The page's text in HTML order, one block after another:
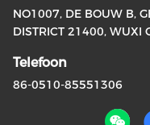
NO1007, DE BOUW B,
DISTRICT 21400, WUXI
Telefoon
86-0510-85551306